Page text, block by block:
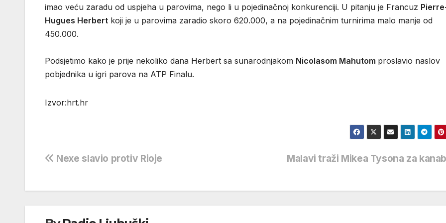
imao veću zaradu od uspjeha u parovima, nego li u pojedinačnoj konkurenciji. U pitanju je Francuz
Hugues Herbert koji je u parovima zaradio skoro 620.000, a na pojedinačnim turnirima malo manje od
450.000.
Podsjetimo kako je prije nekoliko dana Herbert sa sunarodnjakom Nicolasom Mahutom proslavio naslov
pobjednika u igri parova na ATP Finalu.
Izvor:hrt.hr
Navigacija
Malavi traži Mikea Tysona za
Nexe slavio protiv Rioje